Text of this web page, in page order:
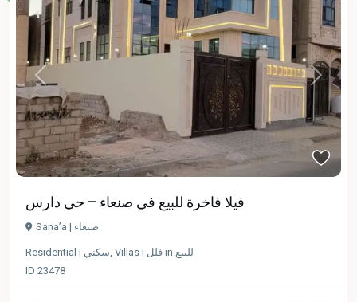
Previous Next
فيلا فاخرة للبيع في صنعاء – حي دارس
Sana’a | صنعاء
Residential | سكني Villas | فلل in للبيع
ID 23478